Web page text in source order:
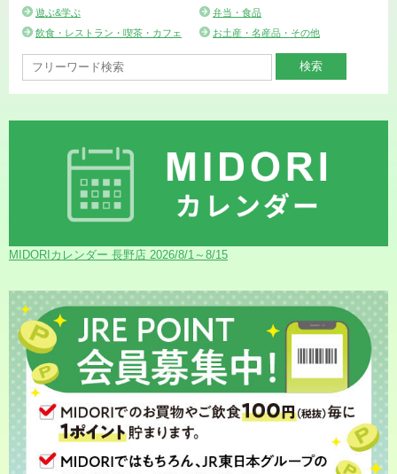
遊ぶ&学ぶ
弁当・食品
飲食・レストラン・喫茶・カフェ
お土産・名産品・その他
MIDORIカレンダー 長野店 2026/8/1～8/15